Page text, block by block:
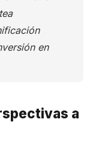
en
a